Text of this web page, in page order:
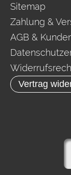
Sitemap
Zahlung &
AGB &
Vertrag